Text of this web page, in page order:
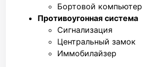
Бортовой компьютер
Противоугонная система
Сигнализация
Центральный замок
Иммобилайзер